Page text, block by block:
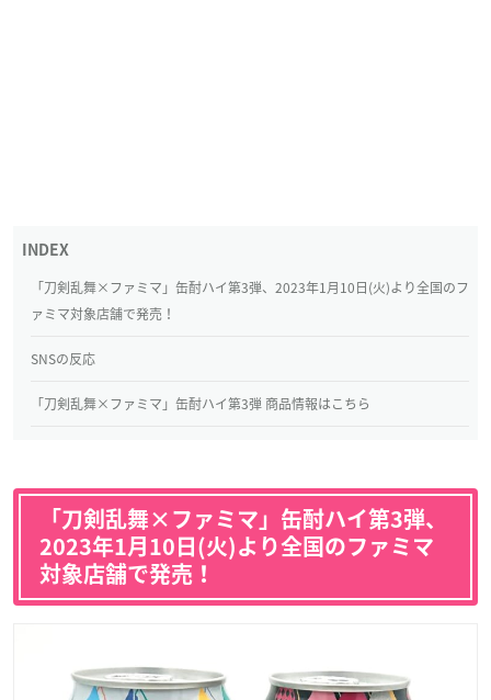
「刀剣乱舞×ファミマ」缶酎ハイ第3弾、2023年1月10日(火)より全国のフ
ァミマ対象店舗で発売！
SNSの反応
「刀剣乱舞×ファミマ」缶酎ハイ第3弾 商品情報はこちら
「刀剣乱舞×ファミマ」缶酎ハイ第3弾、
2023年1月10日(火)より全国のファミマ
対象店舗で発売！